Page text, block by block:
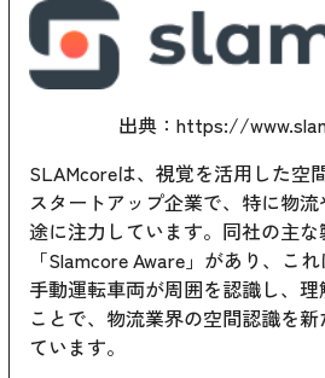
出典：https://
SLAMcoreは、視覚を活用した空
スタートアップ企業で、特に物
途に注力しています。同社の主な
「Slamcore Aware」があり、こ
手動運転車両が周囲を認識し、
ことで、物流業界の空間認識を
ています。